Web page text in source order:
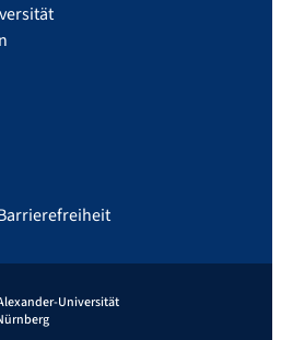
Universität